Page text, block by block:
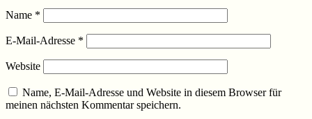
Name *
E-Mail-Adresse *
Website
Name, E-Mail-Adresse und Website in diesem Browser für
meinen nächsten Kommentar speichern.